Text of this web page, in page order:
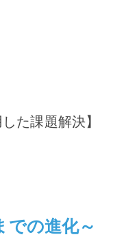
た課題解決】
での進化～